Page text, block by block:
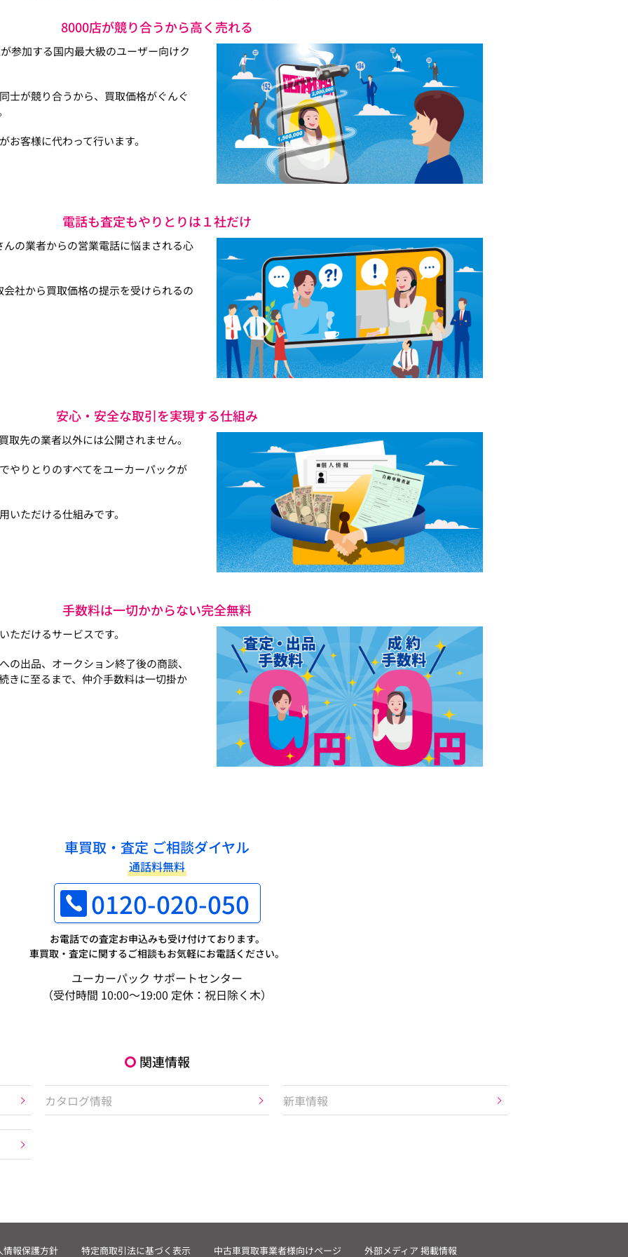
8000店が競り合うから高く売れる
参加する国内最大級のユーザー向けク
士が競り合うから、買取価格がぐんぐ
客様に代わって行います。
電話も査定もやりとりは１社だけ
の業者からの営業電話に悩まされる心
社から買取価格の提示を受けられるの
安心・安全な取引を実現する仕組み
先の業者以外には公開されません。
やりとりのすべてをユーカーパックが
いただける仕組みです。
手数料は一切かからない完全無料
ただけるサービスです。
出品、オークション終了後の商談、
きに至るまで、仲介手数料は一切掛か
車買取・査定 ご相談ダイヤル
通話料無料
0120-020-050
お電話での査定お申込みも受け付けております。
車買取・査定に関するご相談もお気軽にお電話ください。
ユーカーパック サポートセンター
（受付時間 10:00～19:00 定休：祝日除く木）
関連情報
カタログ情報 新車情報
情報保護方針 特定商取引法に基づく表示 中古車買取事業者様向けページ 外部メディア 掲載情報